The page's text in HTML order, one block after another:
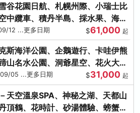
谷花園日航、札幌州際、小瑞士比
中纜車、積丹半島、採水果、海鮮
12 ...更多日期 $61,000 起
斯海洋公園、企鵝遊行、卡哇伊熊
山名水公園、洞爺星空、花火大
05 ...更多日期 $31,000 起
天空溫泉SPA、神秘之湖、天都山
頂鶴、花時計、砂湯體驗、螃蟹吃